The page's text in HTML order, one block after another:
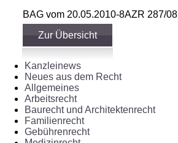
BAG vom 20.05.2010-8AZR 287/08
Zur Übersicht
Kanzleinews
Neues aus dem Recht
Allgemeines
Arbeitsrecht
Baurecht und Architektenrecht
Familienrecht
Gebührenrecht